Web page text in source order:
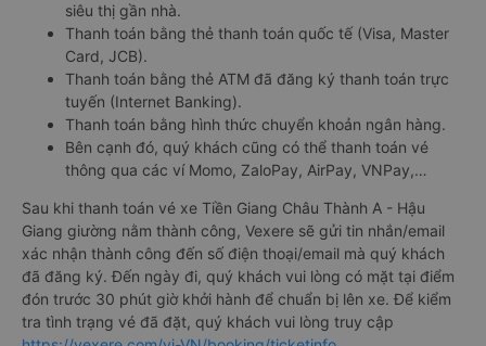
siêu thị gần nhà.
Thanh toán bằng thẻ thanh toán quốc tế (Visa, Master
Card, JCB).
Thanh toán bằng thẻ ATM đã đăng ký thanh toán trực
tuyến (Internet Banking).
Thanh toán bằng hình thức chuyển khoản ngân hàng.
Bên cạnh đó, quý khách cũng có thể thanh toán vé
thông qua các ví Momo, ZaloPay, AirPay, VNPay,…
Sau khi thanh toán vé xe Tiền Giang Châu Thành A - Hậu
Giang giường nằm thành công, Vexere sẽ gửi tin nhắn/email
xác nhận thành công đến số điện thoại/email mà quý khách
đã đăng ký. Đến ngày đi, quý khách vui lòng có mặt tại điểm
đón trước 30 phút giờ khởi hành để chuẩn bị lên xe. Để kiểm
tra tình trạng vé đã đặt, quý khách vui lòng truy cập